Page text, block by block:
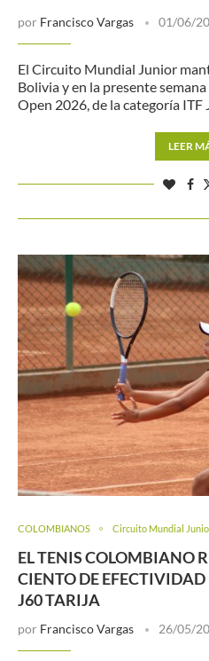
por Francisco Vargas 01/06/
El Circuito Mundial Junior
Bolivia y en la presente
Open 2026, de la categoría ITF
LEER
COLOMBIANOS Circuito Mundial
EL TENIS COLOMBIANO
CIENTO DE EFECTIVIDAD
J60 TARIJA
por Francisco Vargas 26/05/